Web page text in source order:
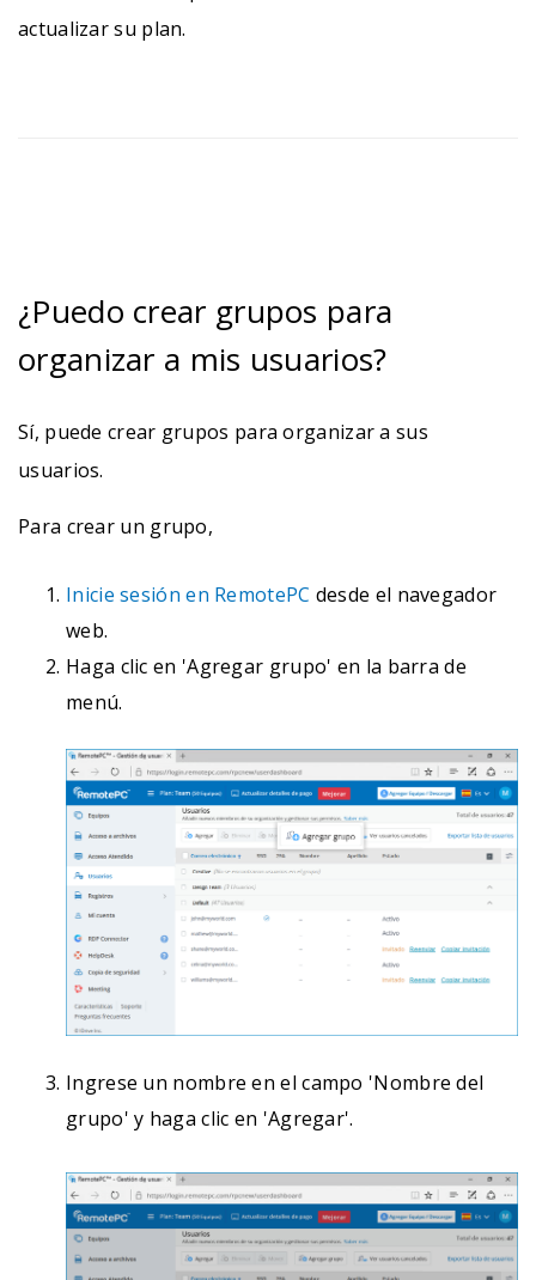
actualizar su plan.
¿Puedo crear grupos para
organizar a mis usuarios?
Sí, puede crear grupos para organizar a sus
usuarios.
Para crear un grupo,
Inicie sesión en RemotePC desde el navegador
web.
Haga clic en 'Agregar grupo' en la barra de
menú.
Ingrese un nombre en el campo 'Nombre del
grupo' y haga clic en 'Agregar'.